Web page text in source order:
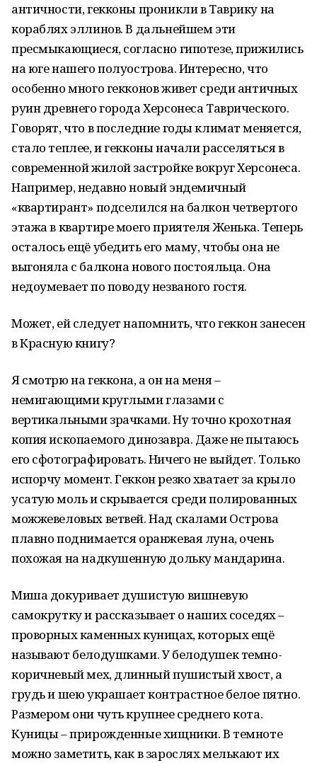
античности, гекконы проникли в Таврику на
кораблях эллинов. В дальнейшем эти
пресмыкающиеся, согласно гипотезе, прижились
на юге нашего полуострова. Интересно, что
особенно много гекконов живет среди античных
руин древнего города Херсонеса Таврического.
Говорят, что в последние годы климат меняется,
стало теплее, и гекконы начали расселяться в
современной жилой застройке вокруг Херсонеса.
Например, недавно новый эндемичный
«квартирант» подселился на балкон четвертого
этажа в квартире моего приятеля Женька. Теперь
осталось ещё убедить его маму, чтобы она не
выгоняла с балкона нового постояльца. Она
недоумевает по поводу незваного гостя.
Может, ей следует напомнить, что геккон занесен
в Красную книгу?
Я смотрю на геккона, а он на меня –
немигающими круглыми глазами с
вертикальными зрачками. Ну точно крохотная
копия ископаемого динозавра. Даже не пытаюсь
его сфотографировать. Ничего не выйдет. Только
испорчу момент. Геккон резко хватает за крыло
усатую моль и скрывается среди полированных
можжевеловых ветвей. Над скалами Острова
плавно поднимается оранжевая луна, очень
похожая на надкушенную дольку мандарина.
Миша докуривает душистую вишневую
самокрутку и рассказывает о наших соседях –
проворных каменных куницах, которых ещё
называют белодушками. У белодушек темно-
коричневый мех, длинный пушистый хвост, а
грудь и шею украшает контрастное белое пятно.
Размером они чуть крупнее среднего кота.
Куницы – прирожденные хищники. В темноте
можно заметить, как в зарослях мелькают их